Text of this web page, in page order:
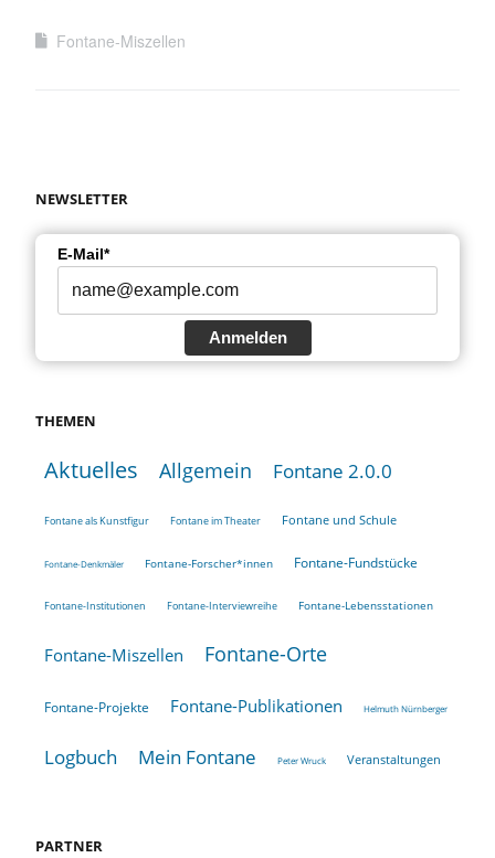
Fontane-Miszellen
NEWSLETTER
E-Mail*
Anmelden
THEMEN
Aktuelles Allgemein Fontane 2.0.0
Fontane als Kunstfigur Fontane im Theater Fontane und Schule
Fontane-Denkmäler Fontane-Forscher*innen Fontane-Fundstücke
Fontane-Institutionen Fontane-Interviewreihe Fontane-Lebensstationen
Fontane-Miszellen Fontane-Orte
Fontane-Projekte Fontane-Publikationen Helmuth Nürnberger
Logbuch Mein Fontane Peter Wruck Veranstaltungen
PARTNER